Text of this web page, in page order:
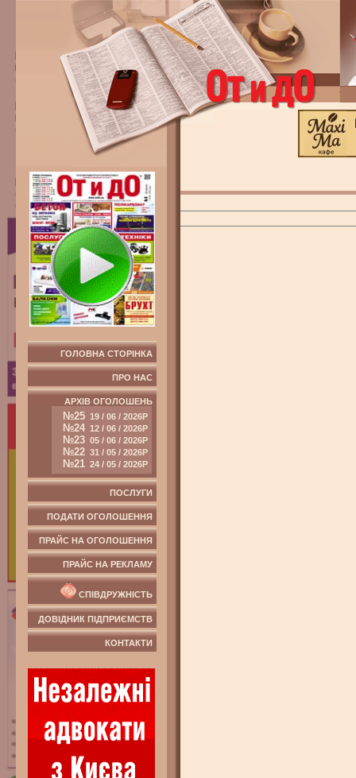
ГОЛОВНА СТОРІНКА
ПРО НАС
АРХІВ ОГОЛОШЕНЬ
№25 19 / 06 / 2026Р
№24 12 / 06 / 2026Р
№23 05 / 06 / 2026Р
№22 31 / 05 / 2026Р
№21 24 / 05 / 2026Р
ПОСЛУГИ
ПОДАТИ ОГОЛОШЕННЯ
ПРАЙС НА ОГОЛОШЕННЯ
ПРАЙС НА РЕКЛАМУ
СПІВДРУЖНІСТЬ
ДОВІДНИК ПІДПРИЄМСТВ
КОНТАКТИ